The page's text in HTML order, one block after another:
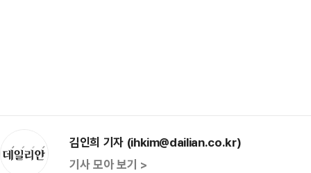
김인희 기자 (ihkim@dailian.co.kr)
기사 모아 보기 >